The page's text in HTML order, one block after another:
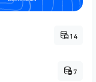
14
7